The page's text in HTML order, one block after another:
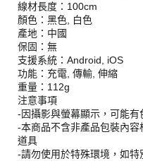
線材長度：100cm
顏色：黑色, 白色
產地：中國
保固：無
支援系統：Android, iOS
功能：充電, 傳輸, 伸縮
重量：112g
注意事項
-因攝影與螢幕顯示，可能
-本商品不含非產品包裝內
道具
-請勿使用於特殊環境，如